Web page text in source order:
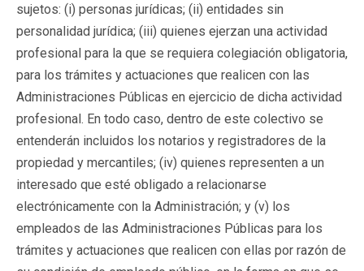
sujetos: (i) personas jurídicas; (ii) entidades sin
personalidad jurídica; (iii) quienes ejerzan una actividad
profesional para la que se requiera colegiación obligatoria,
para los trámites y actuaciones que realicen con las
Administraciones Públicas en ejercicio de dicha actividad
profesional. En todo caso, dentro de este colectivo se
entenderán incluidos los notarios y registradores de la
propiedad y mercantiles; (iv) quienes representen a un
interesado que esté obligado a relacionarse
electrónicamente con la Administración; y (v) los
empleados de las Administraciones Públicas para los
trámites y actuaciones que realicen con ellas por razón de